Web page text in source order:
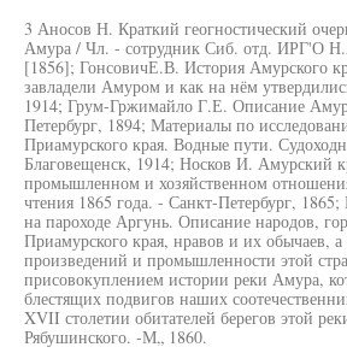
3 Аносов Н. Краткий геогностический
Амура / Чл. - сотрудник Сиб. отд. ИРГ'О
[1856]; ГонсовичЕ.В. История Амурского
завладели Амуром и как на нём
1914; Грум-Гржимайло Г.Е. Описание
Петербург, 1894; Материалы по
Приамурского края. Водные пути.
Благовещенск, 1914; Носков И. Амурский
промышленном и хозяйственном
чтения 1865 года. - Санкт-Петербург,
на пароходе Аргунь. Описание народов,
Приамурского края, нравов и их обычаев, а
произведений и промышленности этой
присовокуплением истории реки Амура,
блестящих подвигов наших
XVII столетии обитателей берегов этой
Рябушинского. -М„ 1860.